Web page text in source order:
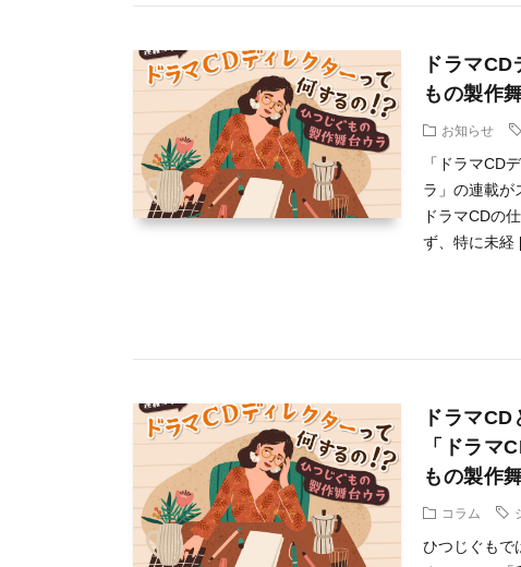
ドラマ
もの製作
お知らせ
「ドラマCD
ラ」の連載が
ドラマCDの
ず、特に未
ドラマ
「ドラマ
もの製作
コラム
ひつじぐもで